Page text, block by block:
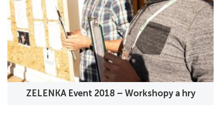
ZELENKA Event 2018 – Workshopy a hry